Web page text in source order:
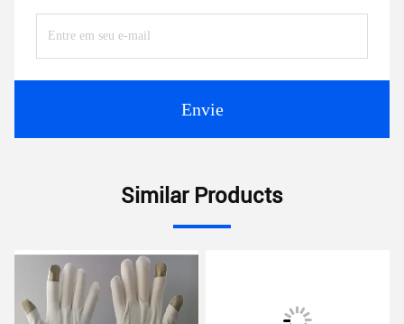
Envie
Similar Products